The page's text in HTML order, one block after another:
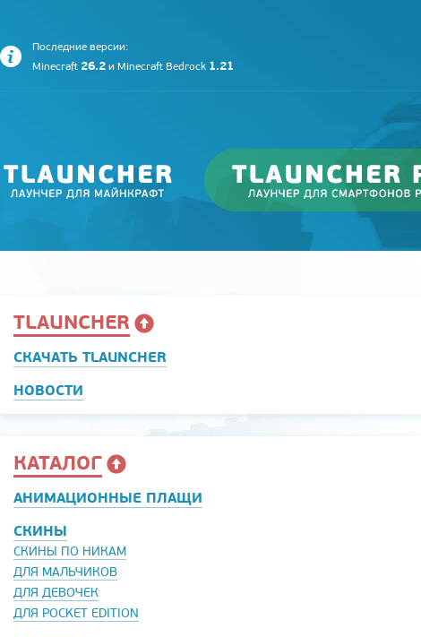
Последние версии:
Minecraft 26.2 и Minecraft Bedrock 1.21
TLAUNCHER
СКАЧАТЬ TLAUNCHER
НОВОСТИ
КАТАЛОГ
АНИМАЦИОННЫЕ ПЛАЩИ
СКИНЫ
СКИНЫ ПО НИКАМ
ДЛЯ МАЛЬЧИКОВ
ДЛЯ ДЕВОЧЕК
ДЛЯ POCKET EDITION